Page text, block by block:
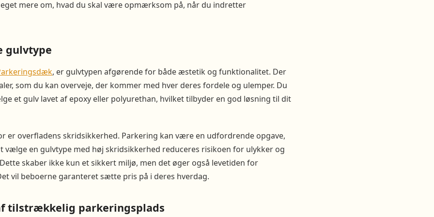
mere om, hvad du skal være opmærksom på, når du indretter
gulvtype
, er gulvtypen afgørende for både æstetik og funktionalitet. Der
som du kan overveje, der kommer med hver deres fordele og ulemper. Du
et gulv lavet af epoxy eller polyurethan, hvilket tilbyder en god løsning til dit
er overfladens skridsikkerhed. Parkering kan være en udfordrende opgave,
vælge en gulvtype med høj skridsikkerhed reduceres risikoen for ulykker og
skaber ikke kun et sikkert miljø, men det øger også levetiden for
vil beboerne garanteret sætte pris på i deres hverdag.
tilstrækkelig parkeringsplads